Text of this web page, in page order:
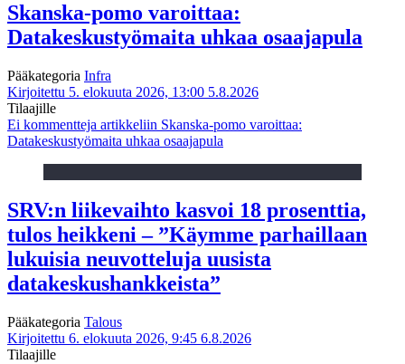
Skanska-pomo varoittaa:
Datakeskustyömaita uhkaa osaajapula
Pääkategoria Infra
Kirjoitettu 5. elokuuta 2026, 13:00 5.8.2026
Tilaajille
Ei kommentteja artikkeliin Skanska-pomo varoittaa:
Datakeskustyömaita uhkaa osaajapula
SRV:n liikevaihto kasvoi 18 prosenttia,
tulos heikkeni – ”Käymme parhaillaan
lukuisia neuvotteluja uusista
datakeskushankkeista”
Pääkategoria Talous
Kirjoitettu 6. elokuuta 2026, 9:45 6.8.2026
Tilaajille